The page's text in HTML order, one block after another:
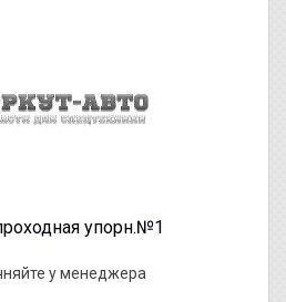
упорн.№1
у менеджера